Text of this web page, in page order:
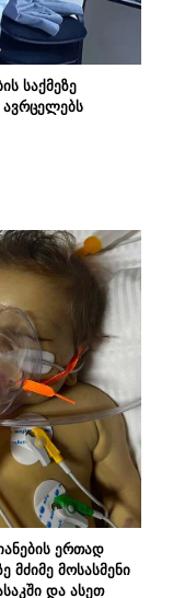
საქმეზე
ავრცელებს
ერთად
მძიმე მოსასმენი
და ასეთ